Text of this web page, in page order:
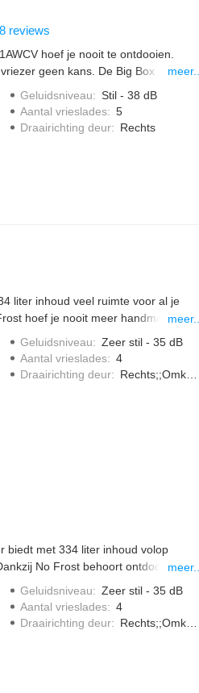
8 reviews
hoef je nooit te ontdooien.
geen kans. De Big Box
vries je kleine etenswaren sneller in
beschermd tegen ontdooien.
Geluidsniveau: Stil - 38 dB
Aantal vrieslades: 5
Draairichting deur: Rechts
liter inhoud veel ruimte voor al je
hoef je nooit meer handmatig te
producten extra snel in, zodat
Via Home Connect bedien je de
je handige meldingen.
meer...
Geluidsniveau: Zeer stil - 35 dB
Aantal vrieslades: 4
Draairichting deur:
biedt met 334 liter inhoud volop
No Frost behoort ontdooien tot
Multi Airflow zorgt voor een
werkt stil met slechts 35 dB en
meer...
Geluidsniveau: Zeer stil - 35 dB
Aantal vrieslades: 4
Draairichting deur: